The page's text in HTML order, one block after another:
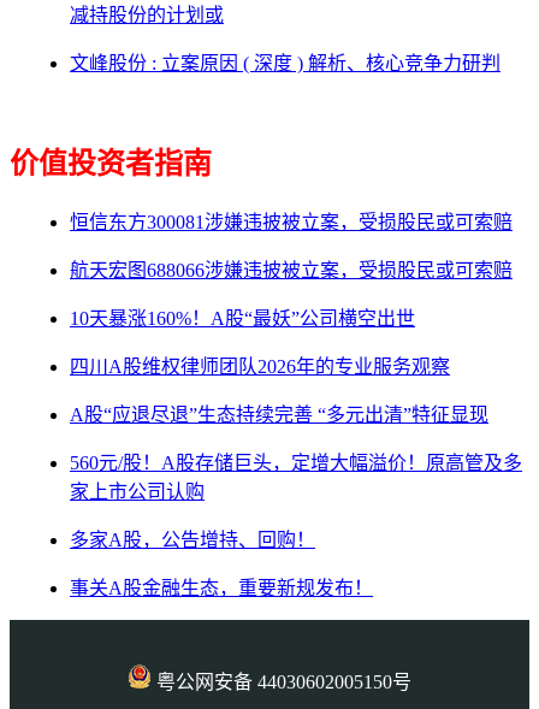
减持股份的计划或
文峰股份 : 立案原因 ( 深度 ) 解析、核心竞争力研判
价值投资者指南
恒信东方300081涉嫌违披被立案，受损股民或可索赔
航天宏图688066涉嫌违披被立案，受损股民或可索赔
10天暴涨160%！A股“最妖”公司横空出世
四川A股维权律师团队2026年的专业服务观察
A股“应退尽退”生态持续完善 “多元出清”特征显现
560元/股！A股存储巨头，定增大幅溢价！原高管及多
家上市公司认购
多家A股，公告增持、回购！
事关A股金融生态，重要新规发布！
粤公网安备 44030602005150号